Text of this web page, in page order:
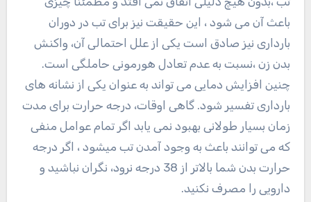
باعث آن می شود ، این حقیقت نیز برای تب در دوران
بارداری نیز صادق است یکی از علل احتمالی آن، واکنش
بدن زن ،نسبت به عدم تعادل هورمونی حاملگی است.
چنین افزایش دمایی می تواند به عنوان یکی از نشانه های
بارداری تفسیر شود. گاهی اوقات، درجه حرارت برای مدت
زمان بسیار طولانی بهبود نمی یابد اگر تمام عوامل منفی
که می توانند باعث به وجود آمدن تب میشود ، اگر درجه
حرارت بدن شما بالاتر از 38 درجه نرود، نگران نباشید و
دارویی را مصرف نکنید.